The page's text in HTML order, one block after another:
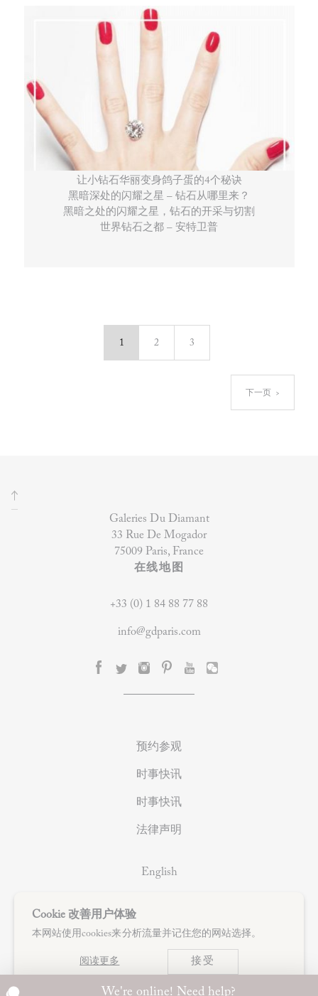
让小钻石华丽变身鸽子蛋的4个秘诀
黑暗深处的闪耀之星 – 钻石从哪里来？
黑暗之处的闪耀之星，钻石的开采与切割
世界钻石之都 – 安特卫普
1 2 3
下一页  >
Galeries Du Diamant
33 Rue De Mogador
75009 Paris, France
在线地图
+33 (0) 1 84 88 77 88
info@gdparis.com
预约参观
时事快讯
时事快讯
法律声明
English
中文
Cookie 改善用户体验
本网站使用cookies来分析流量并记住您的网站选择。
阅读更多 接受
We're online! Need help?